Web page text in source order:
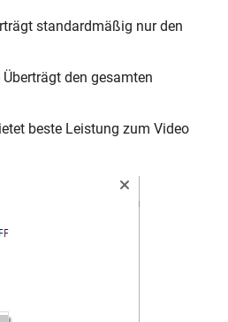
standardmäßig nur den
Überträgt den gesamten
beste Leistung zum Video